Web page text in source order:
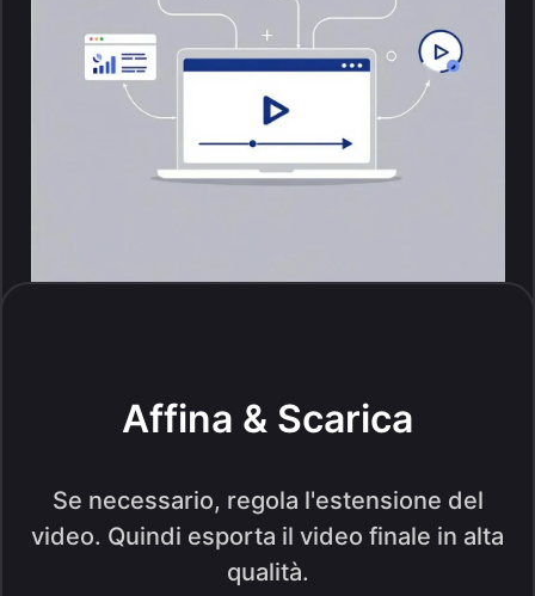
Affina & Scarica
Se necessario, regola l'estensione del
video. Quindi esporta il video finale in alta
qualità.